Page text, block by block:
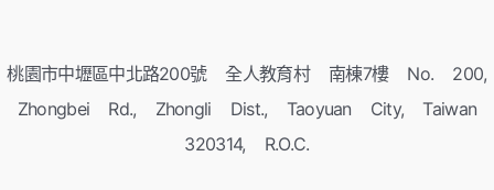
桃園市中壢區中北路200號 全人教育村 南棟7樓 No. 200,
Zhongbei Rd., Zhongli Dist., Taoyuan City, Taiwan
320314, R.O.C.